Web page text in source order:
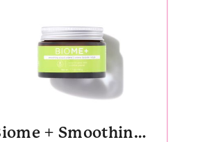
Biome + Smoothing Cloud Crème